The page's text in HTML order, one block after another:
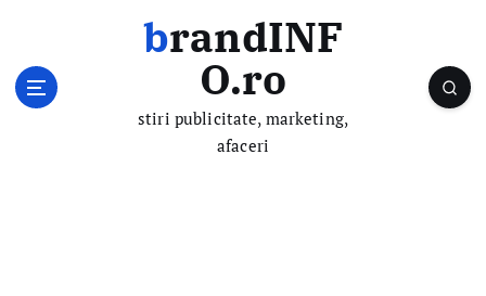
brandINF
O.ro
stiri publicitate, marketing,
afaceri